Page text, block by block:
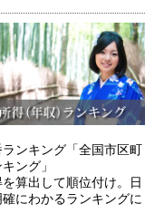
ンキング「全国市区町
ング」
算出して順位付け。日
にわかるランキングに